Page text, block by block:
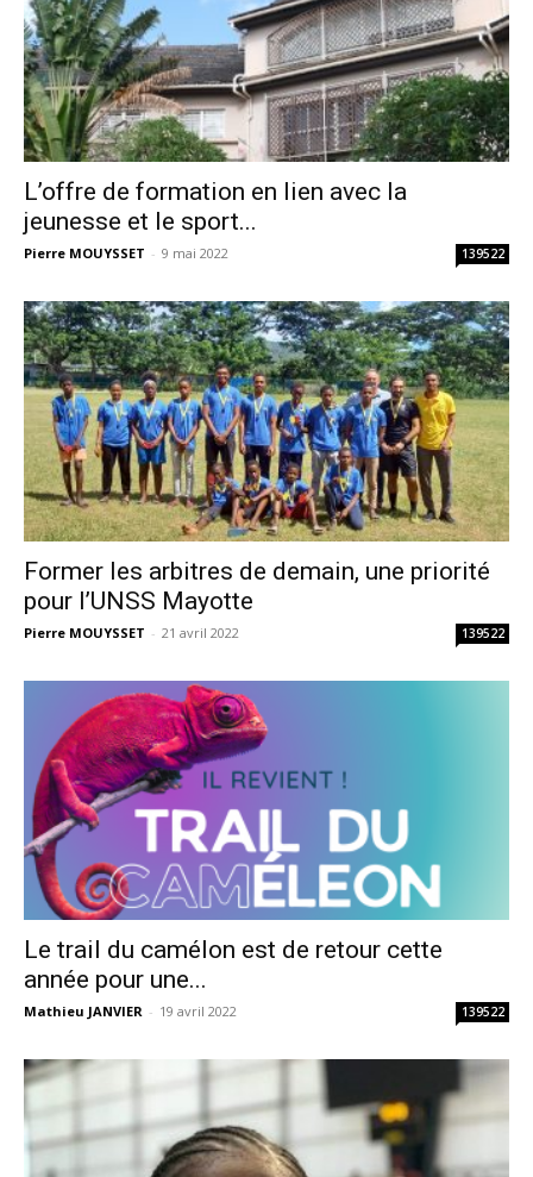
L’offre de formation en lien avec la
jeunesse et le sport...
Pierre MOUYSSET - 9 mai 2022 139522
Former les arbitres de demain, une priorité
pour l’UNSS Mayotte
Pierre MOUYSSET - 21 avril 2022 139522
Le trail du camélon est de retour cette
année pour une...
Mathieu JANVIER - 19 avril 2022 139522